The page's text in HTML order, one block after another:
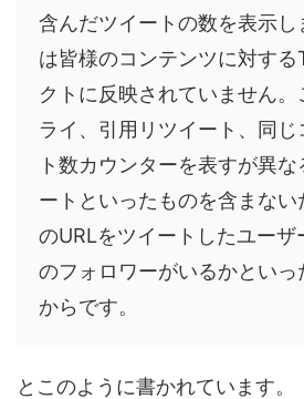
含んだツイートの数を表示
は皆様のコンテンツに対す
クトに反映されていません
ライ、引用リツイート、同
ト数カウンターを表すが異
ートといったものを含まない
のURLをツイートしたユーザ
のフォロワーがいるかとい
からです。
とこのように書かれています。